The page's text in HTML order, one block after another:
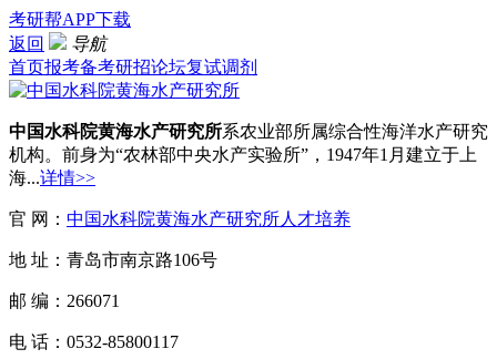
考研帮APP下载
返回
导航
首页报考备考研招论坛复试调剂
中国水科院黄海水产研究所系农业部所属综合性海洋水产研究
机构。前身为“农林部中央水产实验所”，1947年1月建立于上
海...详情>>
官 网： 中国水科院黄海水产研究所人才培养
地 址：青岛市南京路106号
邮 编：266071
电 话：0532-85800117